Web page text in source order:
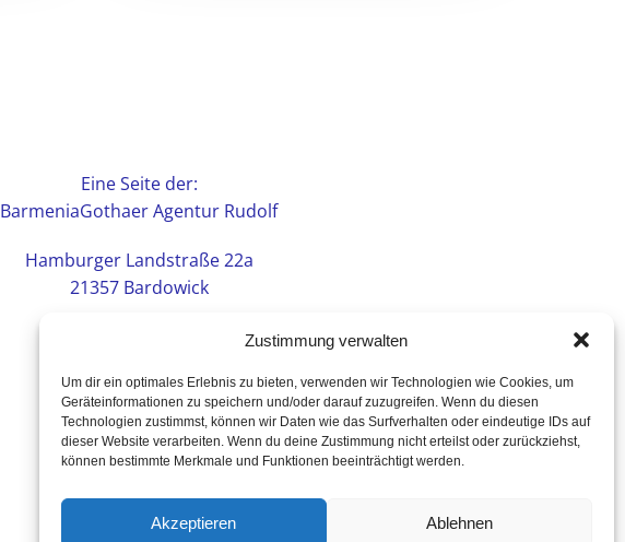
Zustimmung verwalten
Um dir ein optimales Erlebnis zu bieten, verwenden wir Technologien wie Cookies, um
Geräteinformationen zu speichern und/oder darauf zuzugreifen. Wenn du diesen
Technologien zustimmst, können wir Daten wie das Surfverhalten oder eindeutige IDs auf
dieser Website verarbeiten. Wenn du deine Zustimmung nicht erteilst oder zurückziehst,
können bestimmte Merkmale und Funktionen beeinträchtigt werden.
Akzeptieren Ablehnen
Eine Seite der:
BarmeniaGothaer Agentur Rudolf
Hamburger Landstraße 22a
21357 Bardowick